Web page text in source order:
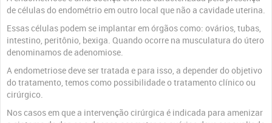
de células do endométrio em outro local que não a cavidade uterina.
Essas células podem se implantar em órgãos como: ovários, tubas,
intestino, peritônio, bexiga. Quando ocorre na musculatura do útero
denominamos de adenomiose.
A endometriose deve ser tratada e para isso, a depender do objetivo
do tratamento, temos como possibilidade o tratamento clínico ou
cirúrgico.
Nos casos em que a intervenção cirúrgica é indicada para amenizar